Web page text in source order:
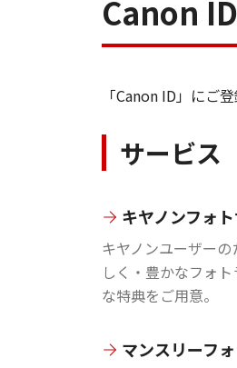
Canon
「Canon ID」にご
サービス
キヤノンフォ
キヤノンユーザー
しく・豊かなフォ
な特典をご用意。
マンスリーフ